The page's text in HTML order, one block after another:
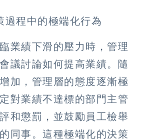
過程中的極端化行為
業績下滑的壓力時，管理
議討論如何提高業績。隨
加，管理層的態度逐漸極
對業績不達標的部門主管
和懲罰，並鼓勵員工檢舉
同事。這種極端化的決策